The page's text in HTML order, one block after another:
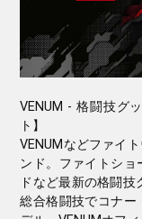
VENUM - 格闘技グ
ト】
VENUMなどファイ
ンド。ファイトシ
ドなど最新の格闘
総合格闘技でコナー